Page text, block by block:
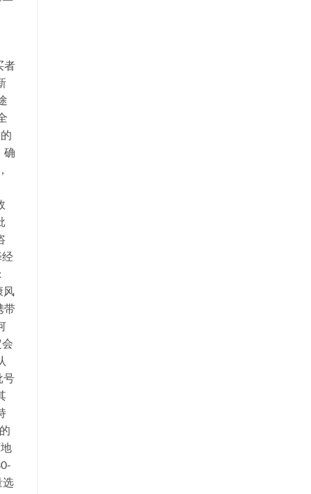
者
确
风
带
号
选